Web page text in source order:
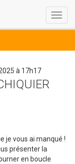
Menu
à 17h17
je vous ai manqué !
présenter la
en boucle